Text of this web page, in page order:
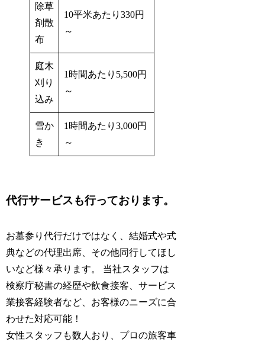
除草
剤散
布
10平米あたり330円
～
庭木
刈り
込み
1時間あたり5,500円
～
雪か
き
1時間あたり3,000円
～
代行サービスも行っております。
お墓参り代行だけではなく、結婚式や式
典などの代理出席、その他同行してほし
いなど様々承ります。 当社スタッフは
検察庁秘書の経歴や飲食接客 、サービス
業接客経験者など、お客様のニーズに合
わせた対応可能！
女性スタッフ も数人おり、 プロの旅客車